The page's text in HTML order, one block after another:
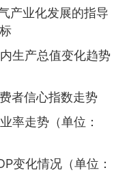
产业化发展的指导
生产总值变化趋势
者信心指数走势
率走势（单位：
变化情况（单位：